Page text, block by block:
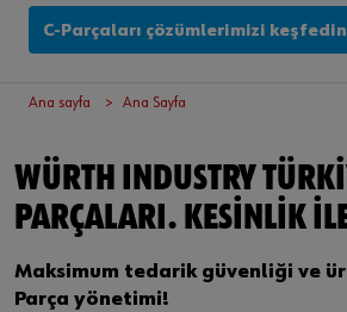
Oturum aç
Online müşteri olmak ister
Mağazanın tüm işlevlerini kullanmak için
kaydolun
Sadece işletme müşterilerine satış
Tehlikeli Madde Yönetimi
Hizmet
Montaj
Küçük elektrik parçaları
Etkinlikler
Bülten
Bilgi Güvenliği Politikası
C-Parçaları çözümlerimizi keşfedin
Ana sayfa Ana Sayfa
WÜRTH INDUSTRY
PARÇALARI. KESINLIK
Maksimum tedarik güvenliği ve
Parça yönetimi!